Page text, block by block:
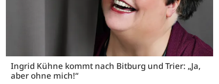
Ingrid Kühne kommt nach Bitburg und Trier: „Ja,
aber ohne mich!“